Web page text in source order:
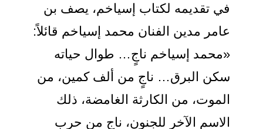
في تقديمه لكتاب إسياخم، يصف بن
عامر مدين الفنان محمد إسياخم قائلاً:
«محمد إسياخم ناجٍ… طوال حياته
سكن البرق… ناجٍ من ألف كمين، من
الموت، من الكارثة الغامضة، ذلك
الاسم الآخر للجنون، ناجٍ من حرب